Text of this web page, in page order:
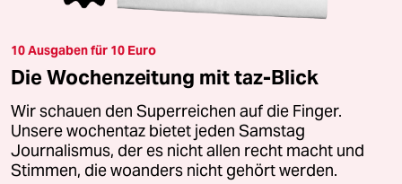
10 Ausgaben für 10 Euro
Die Wochenzeitung mit taz-Blick
Wir schauen den Superreichen auf die Finger.
Unsere wochentaz bietet jeden Samstag
Journalismus, der es nicht allen recht macht und
Stimmen, die woanders nicht gehört werden.